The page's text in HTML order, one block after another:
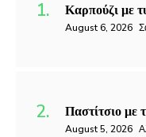
Καρπούζι με
August 6, 2026
Παστίτσιο με
August 5, 2026